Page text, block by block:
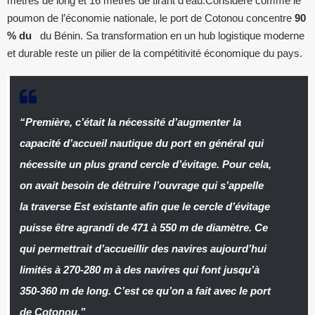
poumon de l’économie nationale, le port de Cotonou concentre 90
% du
du Bénin. Sa transformation en un hub logistique moderne
et durable reste un pilier de la compétitivité économique du pays.
“Première, c’était la nécessité d’augmenter la
capacité d’accueil nautique du port en général qui
nécessite un plus grand cercle d’évitage. Pour cela,
on avait besoin de détruire l’ouvrage qui s’appelle
la traverse Est existante afin que le cercle d’évitage
puisse être agrandi de 471 à 550 m de diamètre. Ce
qui permettrait d’accueillir des navires aujourd’hui
limités à 270-280 m à des navires qui font jusqu’à
350-360 m de long. C’est ce qu’on a fait avec le port
de Cotonou.”